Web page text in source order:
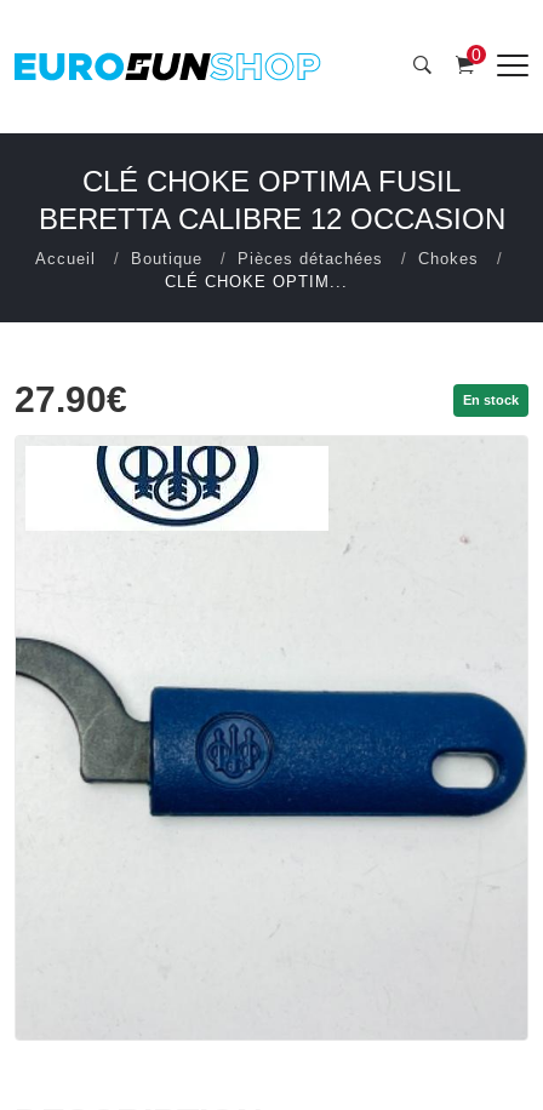
0
CLÉ CHOKE OPTIMA FUSIL
BERETTA CALIBRE 12 OCCASION
Accueil Boutique Pièces détachées
Chokes
CLÉ CHOKE OPTIM...
27.90€ En stock